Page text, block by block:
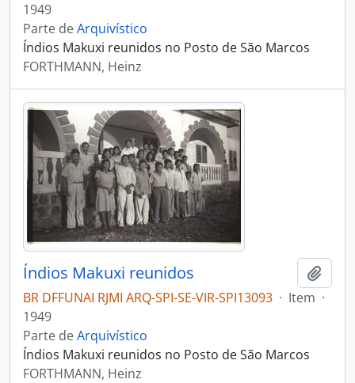
1949
Parte deArquivístico
Índios Makuxi reunidos no Posto de São Marcos
FORTHMANN, Heinz
Índios Makuxi reunidos
BR DFFUNAI RJMI ARQ-SPI-SE-VIR-SPI13093 · Item ·
1949
Parte deArquivístico
Índios Makuxi reunidos no Posto de São Marcos
FORTHMANN, Heinz